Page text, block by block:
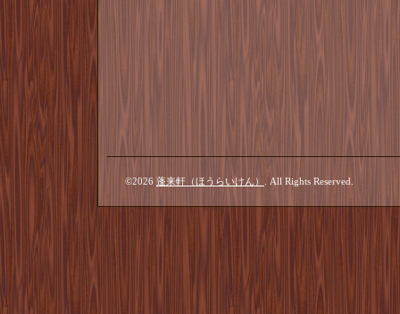
©2026 蓬来軒（ほうらいけん） . All Rights Reserved.